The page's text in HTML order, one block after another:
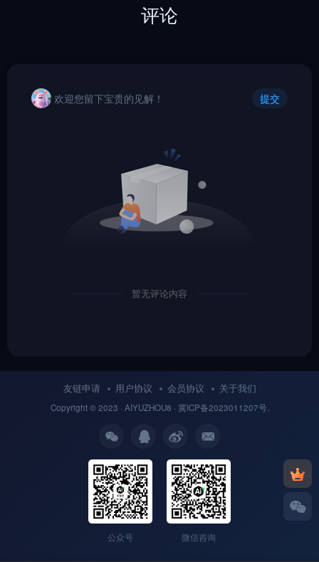
评论
欢迎您留下宝贵的见解！ 提交
暂无评论内容
友链申请 用户协议 会员协议 关于我们
Copyright © 2023 · AIYUZHOU8 · 冀ICP备2023011207号.
公众号 微信咨询